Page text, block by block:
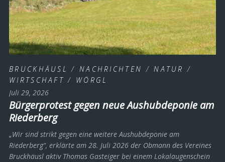
BRUCKHÄUSL / NACHRICHTEN /NATUR /
WIRTSCHAFT / WÖRGL
Juli 29, 2026
Bürgerprotest gegen neue Aushubdeponie am
Riederberg
„Wir sind strikt gegen eine weitere Aushubdeponie am
Riederberg“, erklärte am 28. Juli 2026 der Obmann des Vereines
Bruckhäusl aktiv Thomas Gasteiger bei einem Lokalaugenschein